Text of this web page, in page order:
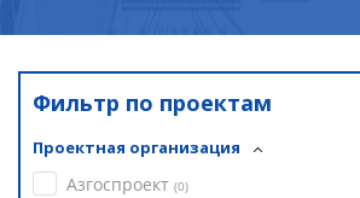
Фильтр по проектам
Проектная организация
Азгоспроект (0)